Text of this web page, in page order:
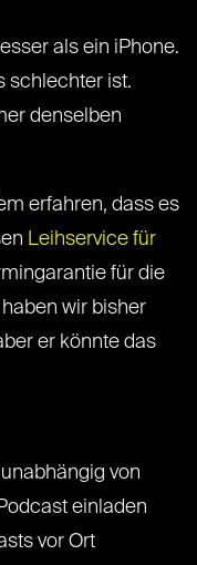
als ein iPhone.
schlechter ist.
denselben
erfahren, dass es
Leihservice für
für die
wir bisher
er könnte das
von
einladen
vor Ort